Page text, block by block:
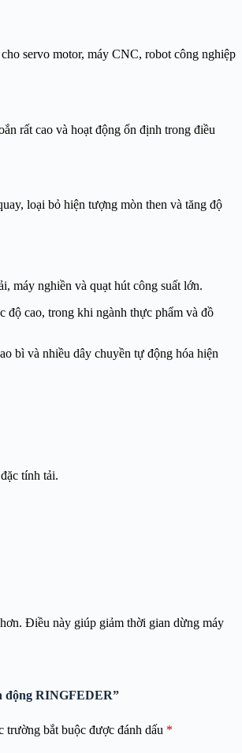
servo motor, máy CNC, robot công nghiệp
rất cao và hoạt động ổn định trong điều
loại bỏ hiện tượng mòn then và tăng độ
máy nghiền và quạt hút công suất lớn.
độ cao, trong khi ngành thực phẩm và đồ
bì và nhiều dây chuyền tự động hóa hiện
tính tải.
Điều này giúp giảm thời gian dừng máy
động RINGFEDER”
trường bắt buộc được đánh dấu *